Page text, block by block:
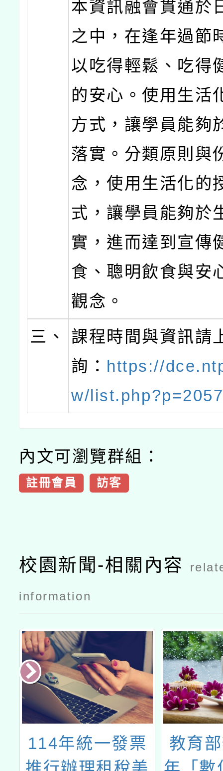
本資訊融會貫通於
之中，在逢年過節
以吃得輕鬆、吃得
的安心。使用生活
方式，讓學員能夠
落實。分類原則與
念，使用生活化的
式，讓學員能夠於
實，進而達到宣傳
食、聰明飲食與安
觀念。
三、
課程時間與資訊請
詢： https://
w/
內文可瀏覽群組：
註冊會員 訪客
校園新聞-相關內容
information
114年統一發票
教育